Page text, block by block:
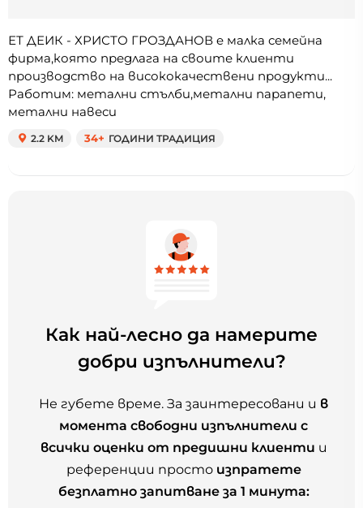
ЕТ ДЕИК - ХРИСТО ГРОЗДАНОВ e малка семейна
фирма,която предлага на своите клиенти
производство на висококачествени продукти...
Работим: метални стълби,метални парапети,
метални навеси
2.2 KM 34+ ГОДИНИ ТРАДИЦИЯ
Как най-лесно да намерите
добри изпълнители?
Не губете време. За заинтересовани и в
момента свободни изпълнители с
всички оценки от предишни клиенти и
референции просто изпратете
безплатно запитване за 1 минута: